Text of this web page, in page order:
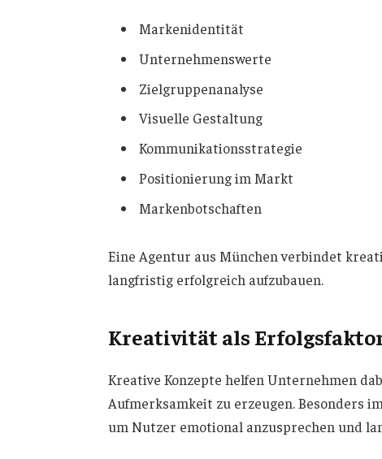
Markenidentität
Unternehmenswerte
Zielgruppenanalyse
Visuelle Gestaltung
Kommunikationsstrategie
Positionierung im Markt
Markenbotschaften
Eine Agentur aus München verbindet
langfristig erfolgreich aufzubauen.
Kreativität als
Kreative Konzepte helfen Unternehmen
Aufmerksamkeit zu erzeugen. Besonders
um Nutzer emotional anzusprechen und